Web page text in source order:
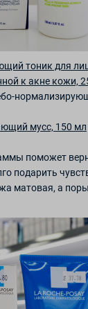
тоник для
к акне кожи,
мусс, 150 мл
поможет
подарить
матовая, а